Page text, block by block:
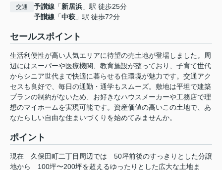
交通 予讃線 「新居浜 」駅 徒歩25分
予讃線 「中萩 」駅 徒歩72分
セールスポイント
生活利便性が高い人気エリアに待望の売土地が登場しました。周
辺にはスーパーや医療機関、教育施設が整っており、子育て世代
からシニア世代まで快適に暮らせる住環境が魅力です。交通アク
セスも良好で、毎日の通勤・通学もスムーズ。敷地は平坦で建築
プランの制約がないため、お好きなハウスメーカーや工務店で理
想のマイホームを実現可能です。資産価値の高いこの土地で、あ
なたらしい自由な住まいづくりを始めてみませんか。
ポイント
現在 久保田町二丁目周辺では
50坪前後のすっきりとした分譲
地から
100坪〜200坪を超えるゆったりとした広大な土地ま